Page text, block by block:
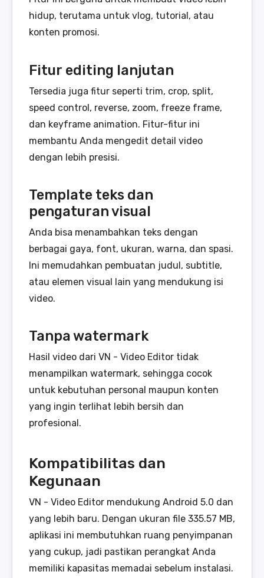
hidup, terutama untuk vlog, tutorial, atau
konten promosi.
Fitur editing lanjutan
Tersedia juga fitur seperti trim, crop, split,
speed control, reverse, zoom, freeze frame,
dan keyframe animation. Fitur-fitur ini
membantu Anda mengedit detail video
dengan lebih presisi.
Template teks dan
pengaturan visual
Anda bisa menambahkan teks dengan
berbagai gaya, font, ukuran, warna, dan spasi.
Ini memudahkan pembuatan judul, subtitle,
atau elemen visual lain yang mendukung isi
video.
Tanpa watermark
Hasil video dari VN - Video Editor tidak
menampilkan watermark, sehingga cocok
untuk kebutuhan personal maupun konten
yang ingin terlihat lebih bersih dan
profesional.
Kompatibilitas dan
Kegunaan
VN - Video Editor mendukung Android 5.0 dan
yang lebih baru. Dengan ukuran file 335.57 MB,
aplikasi ini membutuhkan ruang penyimpanan
yang cukup, jadi pastikan perangkat Anda
memiliki kapasitas memadai sebelum instalasi.